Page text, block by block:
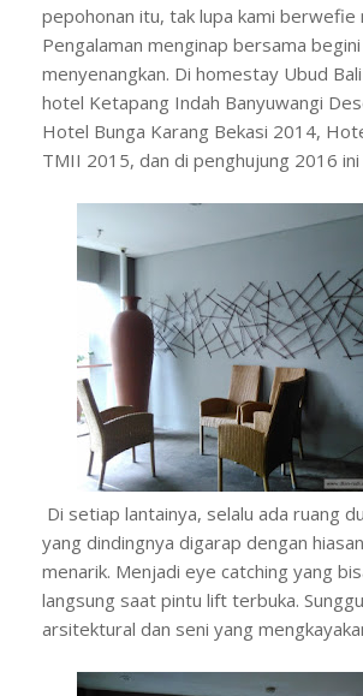
pepohonan itu, tak lupa kami berwefie
Pengalaman menginap bersama
menyenangkan. Di homestay Ubud
hotel Ketapang Indah Banyuwangi
Hotel Bunga Karang Bekasi 2014,
TMII 2015, dan di penghujung 2016
Di setiap lantainya, selalu ada ruang
yang dindingnya digarap dengan
menarik. Menjadi eye catching yang
langsung saat pintu lift terbuka.
arsitektural dan seni yang